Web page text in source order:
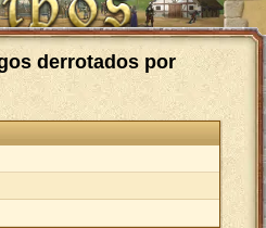
derrotados por